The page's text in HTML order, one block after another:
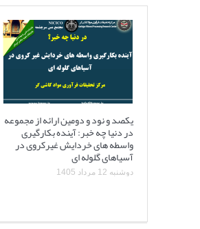
یکصد و نود و دومین ارائه از مجموعه
در دنیا چه خبر: آینده بکارگیری
واسطه های خردایش غیرکروی در
آسیاهای گلوله ای
دوشنبه 12 مرداد 1405